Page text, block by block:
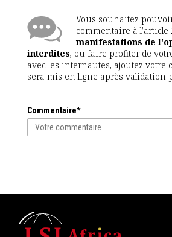
Vous souhaitez
commentaire à l'article
manifestations de
interdites, ou faire profiter de
avec les internautes, ajoutez votre
sera mis en ligne après validation
Commentaire*